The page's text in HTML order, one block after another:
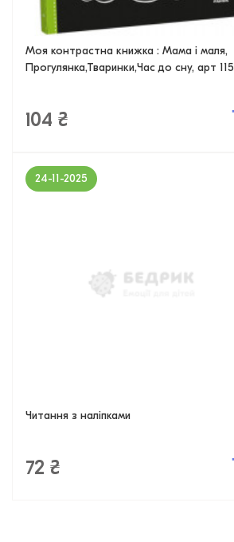
Моя контрастна книжка : Мама і маля,
Прогулянка,Тваринки,Час до сну, арт 115
104 ₴
Читання з наліпками
72 ₴
24-11-2025